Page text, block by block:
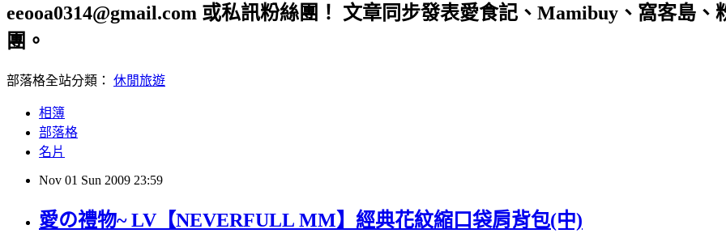
eeooa0314@gmail.com 或私訊粉絲團！ 文章同步發表愛食記、Mamibuy、窩客島
團。
部落格全站分類： 休閒旅遊
相簿
部落格
名片
Nov 01 Sun 2009 23:59
愛の禮物~ LV【NEVERFULL MM】經典花紋縮口袋肩背包(中)